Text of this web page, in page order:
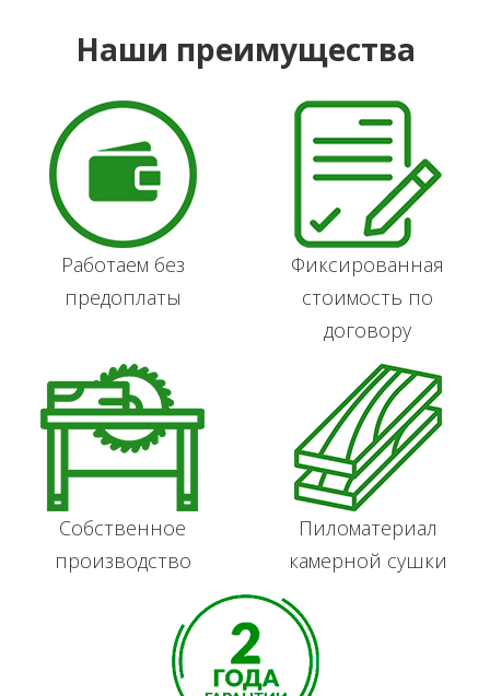
Наши преимущества
Работаем без
предоплаты
Фиксированная
стоимость по
договору
Собственное
производство
Пиломатериал
камерной сушки